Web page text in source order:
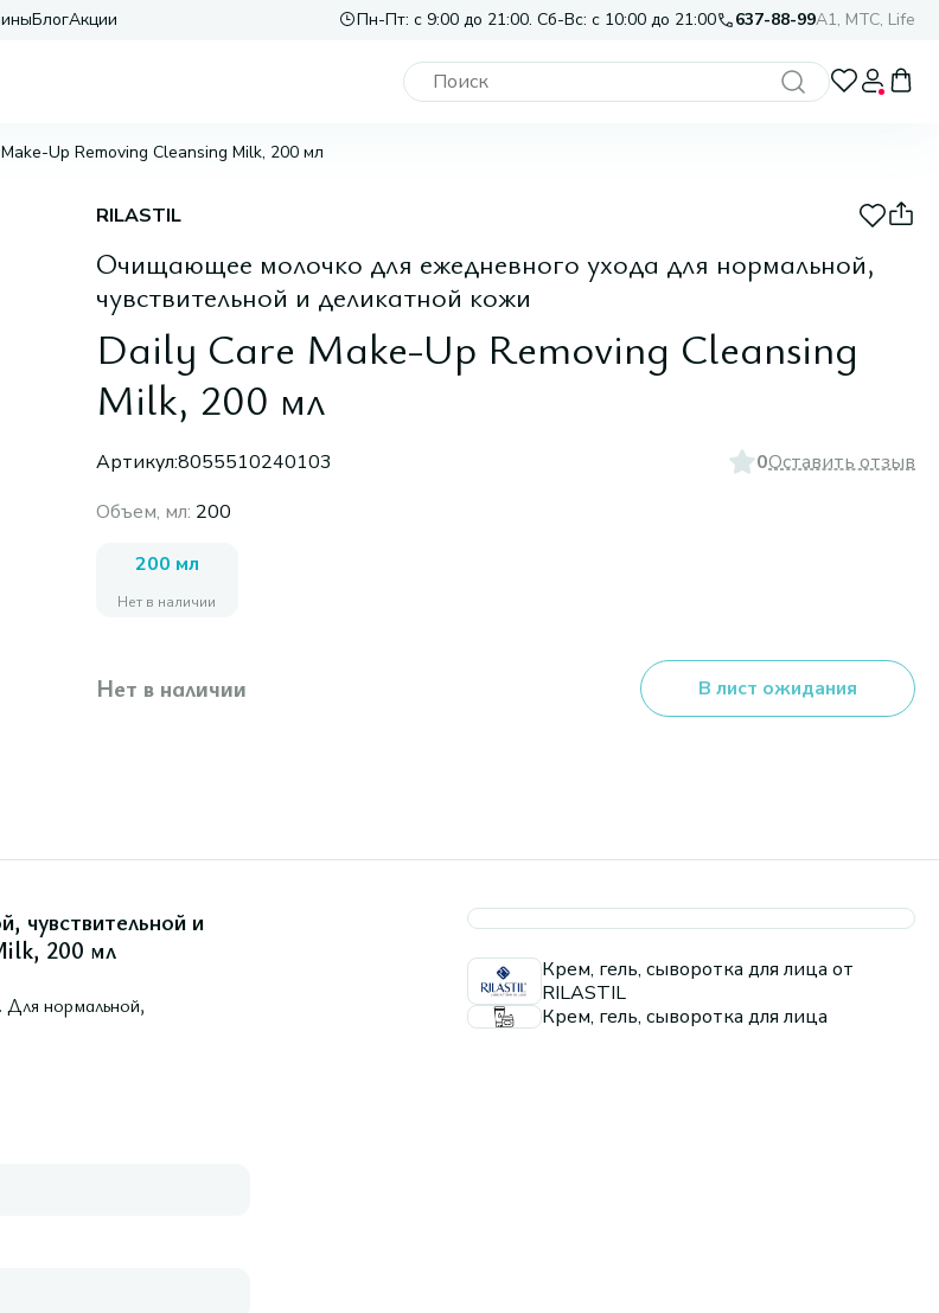
БлогАкции Пн-Пт: с 9:00 до 21:00. Сб-Вс: с 10:00 до 21:00 637-88-99A1, МТС, Life
Up Removing Cleansing Milk, 200 мл
RILASTIL
Очищающее молочко для ежедневного ухода для нормальной,
чувствительной и деликатной кожи
Daily Care Make-Up Removing Cleansing
Milk, 200 мл
Артикул:8055510240103 0Оставить отзыв
Объем, мл: 200
200 мл
Нет в наличии
Нет в наличии В лист ожидания
чувствительной и
200 мл
нормальной,
Крем, гель, сыворотка для лица от
RILASTIL
Крем, гель, сыворотка для лица